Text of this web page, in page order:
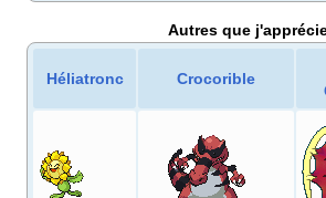
Autres que
Héliatronc Crocorible